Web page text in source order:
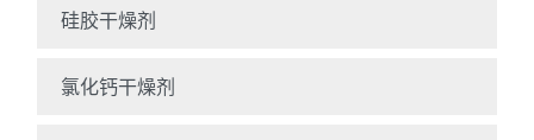
硅胶干燥剂
氯化钙干燥剂